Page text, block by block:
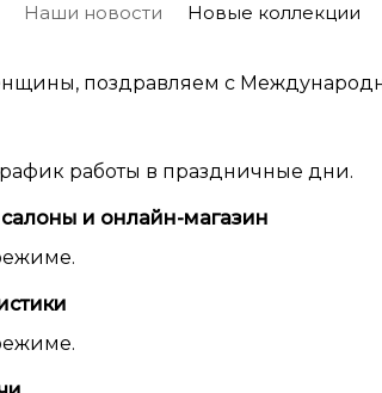
Наши новости Новые коллекции
поздравляем с
работы в праздничные дни.
и онлайн-магазин